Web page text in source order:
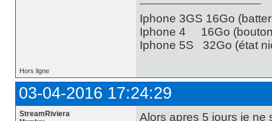
Iphone 3GS 16Go
Iphone 4 16Go
Iphone 5S 32Go (état
Hors ligne
03-04-2016 17:24:29
StreamRiviera
Alors apres 5 jours je ne